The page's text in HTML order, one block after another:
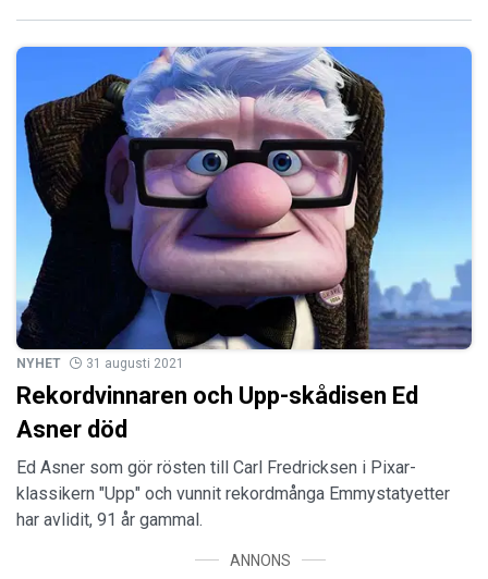
NYHET 31 augusti 2021
Rekordvinnaren och Upp-skådisen Ed
Asner död
Ed Asner som gör rösten till Carl Fredricksen i Pixar-
klassikern "Upp" och vunnit rekordmånga Emmystatyetter
har avlidit, 91 år gammal.
ANNONS